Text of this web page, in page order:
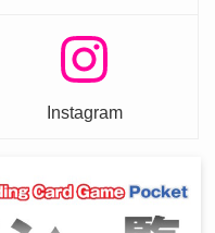
Instagram